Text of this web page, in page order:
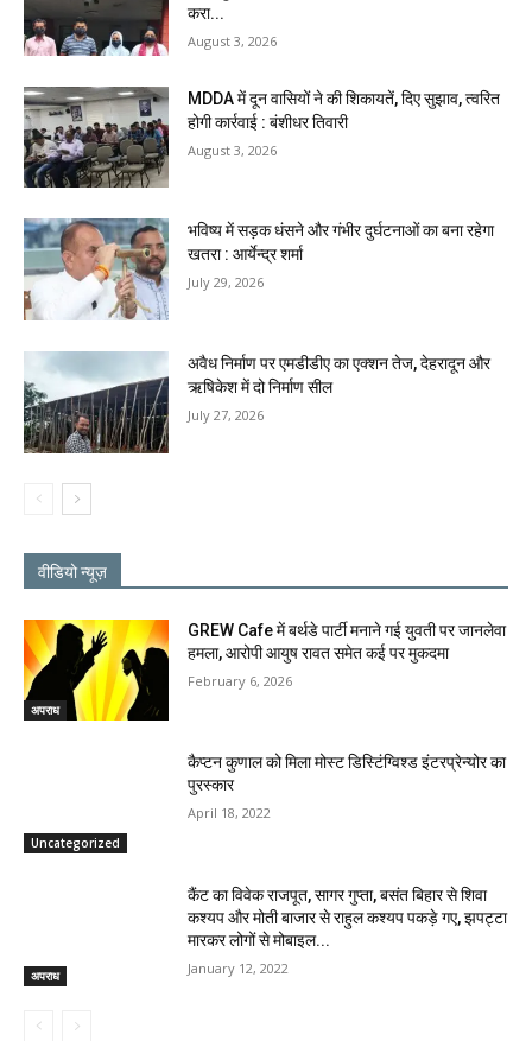
करा...
August 3, 2026
MDDA में दून वासियों ने की शिकायतें, दिए सुझाव, त्वरित
होगी कार्रवाई : बंशीधर तिवारी
August 3, 2026
भविष्य में सड़क धंसने और गंभीर दुर्घटनाओं का बना रहेगा
खतरा : आर्येन्द्र शर्मा
July 29, 2026
अवैध निर्माण पर एमडीडीए का एक्शन तेज, देहरादून और
ऋषिकेश में दो निर्माण सील
July 27, 2026
वीडियो न्यूज़
अपराध
GREW Cafe में बर्थडे पार्टी मनाने गई युवती पर जानलेवा
हमला, आरोपी आयुष रावत समेत कई पर मुकदमा
February 6, 2026
Uncategorized
कैप्टन कुणाल को मिला मोस्ट डिस्टिंग्विश्ड इंटरप्रेन्योर का
पुरस्कार
April 18, 2022
अपराध
कैंट का विवेक राजपूत, सागर गुप्ता, बसंत बिहार से शिवा
कश्यप और मोती बाजार से राहुल कश्यप पकड़े गए, झपट्टा
मारकर लोगों से मोबाइल...
January 12, 2022